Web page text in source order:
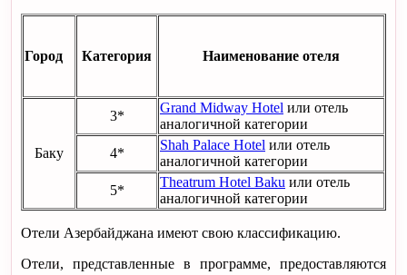
Город Категория Наименование отеля
Баку
3*
Grand Midway Hotel или отель
аналогичной категории
4*
Shah Palace Hotel или отель
аналогичной категории
5*
Theatrum Hotel Baku или отель
аналогичной категории
Отели Азербайджана имеют свою классификацию.
Отели, представленные в программе, предоставляются